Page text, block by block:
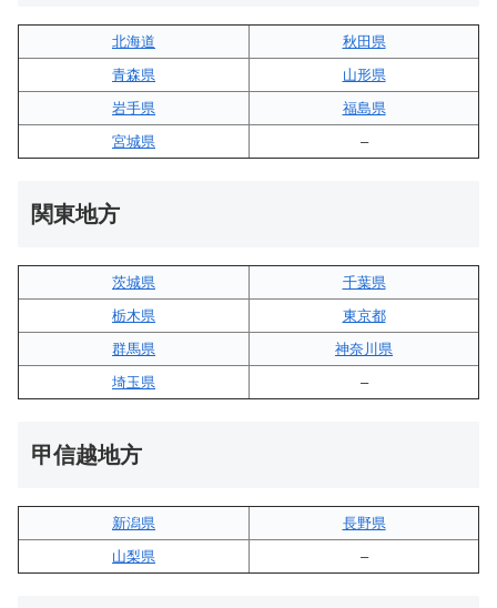
北海道
秋田県
青森県
山形県
岩手県
福島県
宮城県
–
関東地方
茨城県
千葉県
栃木県
東京都
群馬県
神奈川県
埼玉県
–
甲信越地方
新潟県
長野県
山梨県
–